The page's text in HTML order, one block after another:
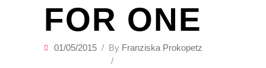
FOR ONE
01/05/2015 By Franziska Prokopetz